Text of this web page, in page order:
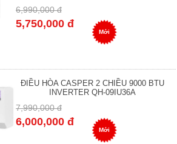
6,990,000 đ
5,750,000 đ
Mới
ĐIỀU HÒA CASPER 2 CHIỀU 9000 BTU
INVERTER QH-09IU36A
7,990,000 đ
6,000,000 đ
Mới